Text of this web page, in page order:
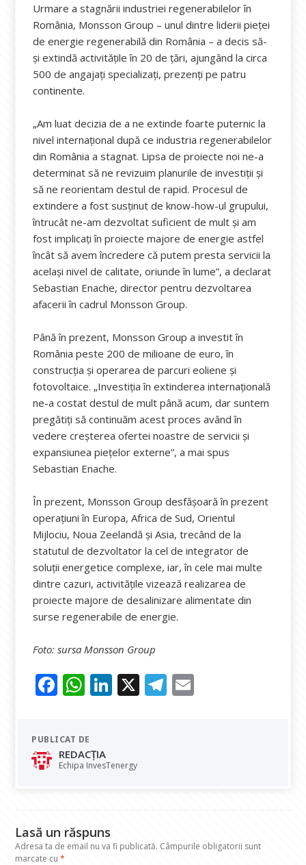
Urmare a stagnării industriei regenerabilelor în
România, Monsson Group – unul dintre liderii pieței
de energie regenerabilă din România – a decis să-
şi extindă activitățile în 20 de țări, ajungând la circa
500 de angajați specializați, prezenți pe patru
continente.
„Am luat decizia de a ne extinde foarte puternic la
nivel internațional după ce industria regenerabilelor
din România a stagnat. Lipsa de proiecte noi ne-a
determinat să ne revizuim planurile de investiții și
să ne reorientam destul de rapid. Procesul de
extindere a fost susținut de know-how-ul grupului,
întrucât ne-am dezvoltat suficient de mult și am
fost implicați în proiecte majore de energie astfel
încât să avem încredere că putem presta servicii la
același nivel de calitate, oriunde în lume”, a declarat
Sebastian Enache, director pentru dezvoltarea
afacerii în cadrul Monsson Group.
Până în prezent, Monsson Group a investit în
România peste 200 de milioane de euro, în
construcția și operarea de parcuri eoliene și
fotovoltaice. „Investiția în extinderea internațională
ne-a costat destul de mult până acum, dar suntem
pregătiți să continuăm acest proces având în
vedere creșterea ofertei noastre de servicii și
expansiunea piețelor externe”, a mai spus
Sebastian Enache.
În prezent, Monsson Group desfășoară în prezent
operațiuni în Europa, Africa de Sud, Orientul
Mijlociu, Noua Zeelandă și Asia, trecând de la
statutul de dezvoltator la cel de integrator de
soluții energetice complexe, iar, în cele mai multe
dintre cazuri, activitățile vizează realizarea de
proiecte majore de desalinizare alimentate din
surse regenerabile de energie.
Foto: sursa Monsson Group
F
e
b
o
W
at
s
A
Li
dI
X T
PUBLICAT DE
REDACȚIA
Echipa InvesTenergy
Lasă un răspuns
Adresa ta de email nu va fi publicată. Câmpurile obligatorii sunt
marcate cu*